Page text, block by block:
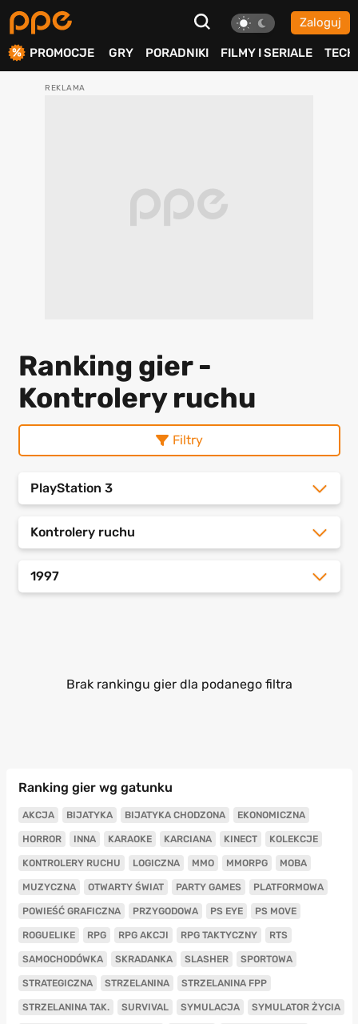
Zaloguj
PROMOCJE GRY PORADNIKI FILMY I SERIALE TECH
Ranking gier -
Kontrolery ruchu
Filtry
PlayStation 3
Kontrolery ruchu
1997
Brak rankingu gier dla podanego filtra
Ranking gier wg gatunku
AKCJA BIJATYKA BIJATYKA CHODZONA EKONOMICZNA
HORROR INNA KARAOKE KARCIANA KINECT KOLEKCJE
KONTROLERY RUCHU LOGICZNA MMO MMORPG MOBA
MUZYCZNA OTWARTY ŚWIAT PARTY GAMES PLATFORMOWA
POWIEŚĆ GRAFICZNA PRZYGODOWA PS EYE PS MOVE
ROGUELIKE RPG RPG AKCJI RPG TAKTYCZNY RTS
SAMOCHODÓWKA SKRADANKA SLASHER SPORTOWA
STRATEGICZNA STRZELANINA STRZELANINA FPP
STRZELANINA TAK. SURVIVAL SYMULACJA SYMULATOR ŻYCIA